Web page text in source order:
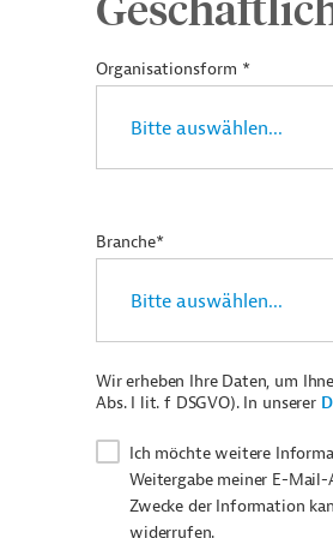
Organisationsform *
Branche*
Wir erheben Ihre Daten, um
Abs. I lit. f DSGVO). In unserer
Ich möchte weitere
Weitergabe meiner E-
Zwecke der Information
widerrufen.